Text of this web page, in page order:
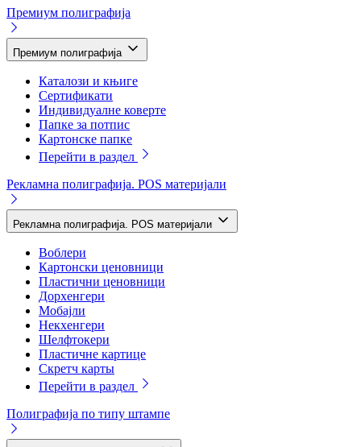
Премиум полиграфија
Премиум полиграфија
Каталози и књиге
Сертификати
Индивидуалне коверте
Папке за потпис
Картонске папке
Перейти в раздел
Рекламна полиграфија. POS материјали
Рекламна полиграфија. POS материјали
Воблери
Картонски ценовници
Пластични ценовници
Дорхенгери
Мобајли
Некхенгери
Шелфтокери
Пластичне картице
Скретч карты
Перейти в раздел
Полиграфија по типу штампе